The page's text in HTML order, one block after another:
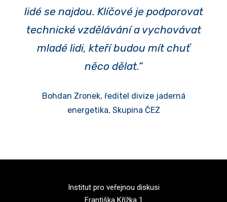
lidé se najdou. Klíčové je podporovat
technické vzdělávání a vychovávat
mladé lidi, kteří budou mít chuť
něco dělat.“
Bohdan Zronek, ředitel divize jaderná
energetika, Skupina ČEZ
Institut pro veřejnou diskusi
Františka Křížka 1